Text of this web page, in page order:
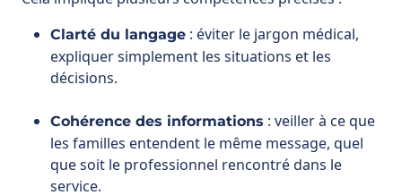
Cohérence des informations: veiller à ce que
les familles entendent le même message, quel
que soit le professionnel rencontré dans le
Gestion des émotions: accueillir l’inquiétude,
la colère ou la tristesse sans les nier, et répondre
avec une posture calme et rassurante.